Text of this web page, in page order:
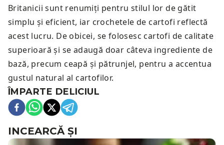
Britanicii sunt renumiți pentru stilul lor de gătit
simplu și eficient, iar crochetele de cartofi reflectă
acest lucru. De obicei, se folosesc cartofi de calitate
superioară și se adaugă doar câteva ingrediente de
bază, precum ceapă și pătrunjel, pentru a accentua
gustul natural al cartofilor.
ÎMPARTE DELICIUL
INCEARCĂ ȘI